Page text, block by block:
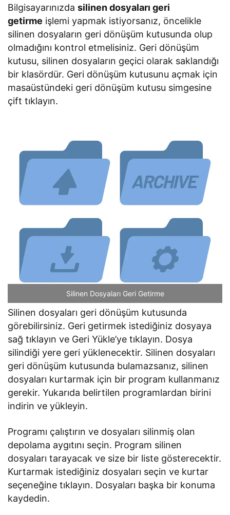
Bilgisayarınızdasilinen dosyaları geri
getirme işlemi yapmak istiyorsanız, öncelikle
silinen dosyaların geri dönüşüm kutusunda olup
olmadığını kontrol etmelisiniz. Geri dönüşüm
kutusu, silinen dosyaların geçici olarak saklandığı
bir klasördür. Geri dönüşüm kutusunu açmak için
masaüstündeki geri dönüşüm kutusu simgesine
çift tıklayın.
Silinen Dosyaları Geri Getirme
Silinen dosyaları geri dönüşüm kutusunda
görebilirsiniz. Geri getirmek istediğiniz dosyaya
sağ tıklayın ve Geri Yükle’ye tıklayın. Dosya
silindiği yere geri yüklenecektir. Silinen dosyaları
geri dönüşüm kutusunda bulamazsanız, silinen
dosyaları kurtarmak için bir program kullanmanız
gerekir. Yukarıda belirtilen programlardan birini
indirin ve yükleyin.
Programı çalıştırın ve dosyaları silinmiş olan
depolama aygıtını seçin. Program silinen
dosyaları tarayacak ve size bir liste gösterecektir.
Kurtarmak istediğiniz dosyaları seçin ve kurtar
seçeneğine tıklayın. Dosyaları başka bir konuma
kaydedin.